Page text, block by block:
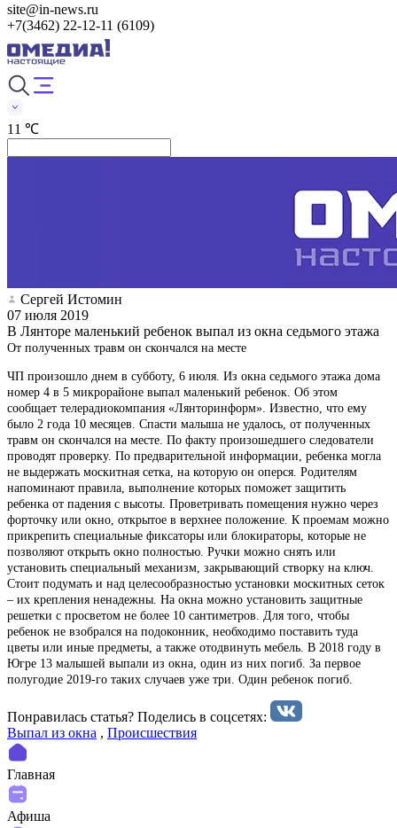
site@in-news.ru
+7(3462) 22-12-11 (6109)
11 ℃
Сергей Истомин
07 июля 2019
В Лянторе маленький ребенок выпал из окна седьмого этажа
От полученных травм он скончался на месте
ЧП произошло днем в субботу, 6 июля. Из окна седьмого этажа дома
номер 4 в 5 микрорайоне выпал маленький ребенок. Об этом
сообщает телерадиокомпания «Лянторинформ». Известно, что ему
было 2 года 10 месяцев. Спасти малыша не удалось, от полученных
травм он скончался на месте. По факту произошедшего следователи
проводят проверку. По предварительной информации, ребенка могла
не выдержать москитная сетка, на которую он оперся. Родителям
напоминают правила, выполнение которых поможет защитить
ребенка от падения с высоты. Проветривать помещения нужно через
форточку или окно, открытое в верхнее положение. К проемам можно
прикрепить специальные фиксаторы или блокираторы, которые не
позволяют открыть окно полностью. Ручки можно снять или
установить специальный механизм, закрывающий створку на ключ.
Стоит подумать и над целесообразностью установки москитных сеток
– их крепления ненадежны. На окна можно установить защитные
решетки с просветом не более 10 сантиметров. Для того, чтобы
ребенок не взобрался на подоконник, необходимо поставить туда
цветы или иные предметы, а также отодвинуть мебель. В 2018 году в
Югре 13 малышей выпали из окна, один из них погиб. За первое
полугодие 2019-го таких случаев уже три. Один ребенок погиб.
Понравилась статья? Поделиcь в соцсетях:
Выпал из окна , Происшествия
Главная
Афиша